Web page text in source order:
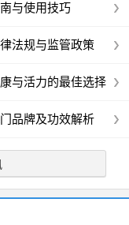
与使用技巧
法规与监管政策
与活力的最佳选择
品牌及功效解析